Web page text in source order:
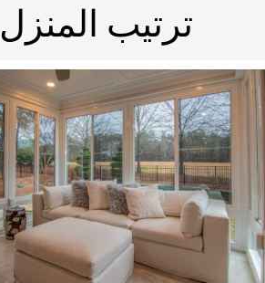
ترتيب المنزل